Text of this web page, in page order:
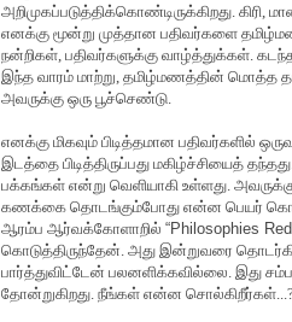
அறிமுகப்படுத்திக்கொண்டிருக்கிறது.
எனக்கு மூன்று முத்தான பதிவர்களை
நன்றிகள், பதிவர்களுக்கு வாழ்த்துக்கள்.
இந்த வாரம் மாற்று, தமிழ்மணத்தின் மொத்த தர
அவருக்கு ஒரு பூச்செண்டு.
எனக்கு மிகவும் பிடித்தமான பதிவர்களில்
இடத்தை பிடித்திருப்பது மகிழ்ச்சியைத்
பக்கங்கள் என்று வெளியாகி உள்ளது.
கணக்கை தொடங்கும்போது என்ன பெயர்
ஆரம்ப ஆர்வக்கோளாறில் “Philosophies
கொடுத்திருந்தேன். அது இன்றுவரை
பார்த்துவிட்டேன் பலனளிக்கவில்லை. இது
தோன்றுகிறது. நீங்கள் என்ன